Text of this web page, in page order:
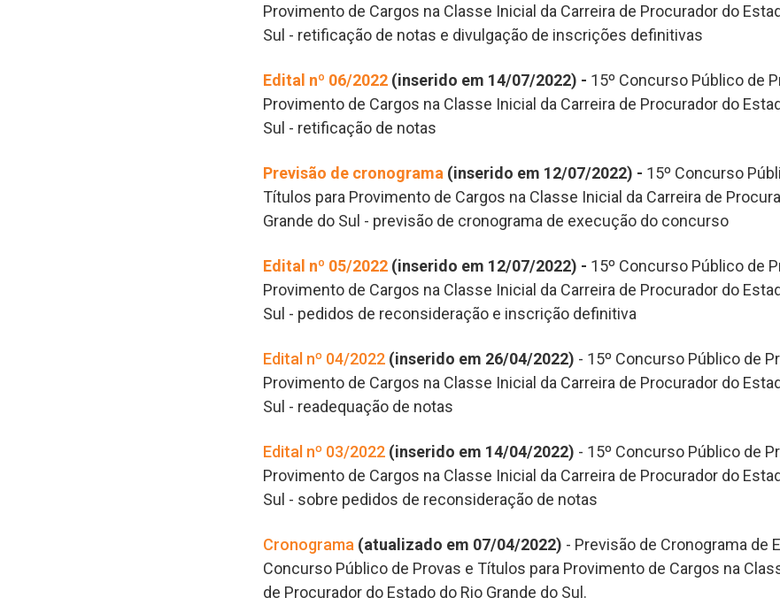
Provimento de Cargos na Classe Inicial da Carreira de Procurador do
Sul - retificação de notas e divulgação de inscrições definitivas
Edital nº 06/2022 (inserido em 14/07/2022) - 15º Concurso Público de
Provimento de Cargos na Classe Inicial da Carreira de Procurador do
Sul - retificação de notas
Previsão de cronograma (inserido em 12/07/2022) - 15º Concurso
Títulos para Provimento de Cargos na Classe Inicial da Carreira de
Grande do Sul - previsão de cronograma de execução do concurso
Edital nº 05/2022 (inserido em 12/07/2022) - 15º Concurso Público de
Provimento de Cargos na Classe Inicial da Carreira de Procurador do
Sul - pedidos de reconsideração e inscrição definitiva
Edital nº 04/2022 (inserido em 26/04/2022) - 15º Concurso Público de
Provimento de Cargos na Classe Inicial da Carreira de Procurador do
Sul - readequação de notas
Edital nº 03/2022 (inserido em 14/04/2022) - 15º Concurso Público de
Provimento de Cargos na Classe Inicial da Carreira de Procurador do
Sul - sobre pedidos de reconsideração de notas
Cronograma (atualizado em 07/04/2022) - Previsão de Cronograma de
Concurso Público de Provas e Títulos para Provimento de Cargos na
de Procurador do Estado do Rio Grande do Sul.